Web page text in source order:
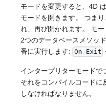
モードを変更すると、4D
モードを開きます。 つま
れ、再び開かれます。 モ
2つのデータベースメソッ
番に実行します: On Exit
インタープリターモードで
それをコンパイルコード
しなければなりません。